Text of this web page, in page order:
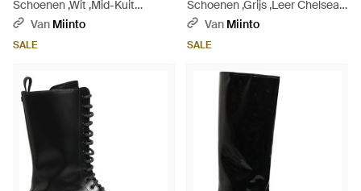
Schoenen ,Wit ,Mid-Kuit
Laarzen - Naturel
Van Miinto
SALE
Schoenen ,Grijs ,Leer Chelsea
Boots - Grijs
Van Miinto
SALE